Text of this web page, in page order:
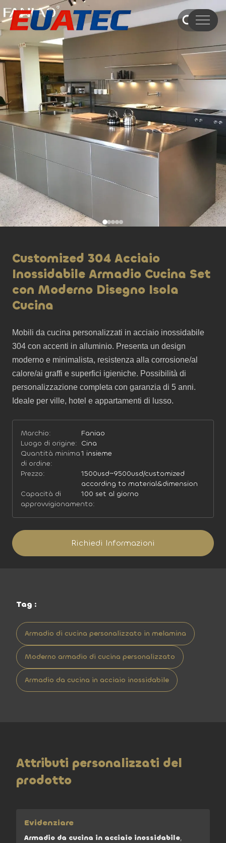
Customized 304 Acciaio
Inossidabile Armadio Cucina Set
con Moderno Disegno Isola
Cucina
Mobili da cucina personalizzati in acciaio inossidabile
304 con accenti in alluminio. Presenta un design
moderno e minimalista, resistenza alla corrosione/al
calore/ai graffi e superfici igieniche. Possibilità di
personalizzazione completa con garanzia di 5 anni.
Ideale per ville, hotel e appartamenti di lusso.
Marchio:
Faniao
Luogo di origine: Cina
Quantità minima
di ordine:
1 insieme
Prezzo:
1500usd~9500usd/customized
according to material&dimension
Capacità di
approvvigionamento:
100 set al giorno
Richiedi Informazioni
Tag :
Armadio di cucina personalizzato in melamina
Moderno armadio di cucina personalizzato
Armadio da cucina in acciaio inossidabile
Attributi personalizzati del
prodotto
Evidenziare
Armadio da cucina in acciaio inossidabile,